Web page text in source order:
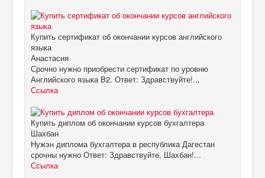
Купить сертификат об окончании курсов английского
языка
Анастасия
Срочно нужно приобрести сертификат по уровню
Английского языка B2. Ответ: Здравствуйте!...
Ссылка
Купить диплом об окончании курсов бухгалтера
Шахбан
Нужэн диплома бухгалтера в республика Дагестан
срочны нужно Ответ: Здравствуйте, Шахбан!...
Ссылка